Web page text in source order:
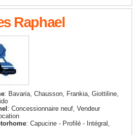
Raphael
: Bavaria, Chausson, Frankia, Giottiline,
: Concessionnaire neuf, Vendeur
: Capucine - Profilé - Intégral,